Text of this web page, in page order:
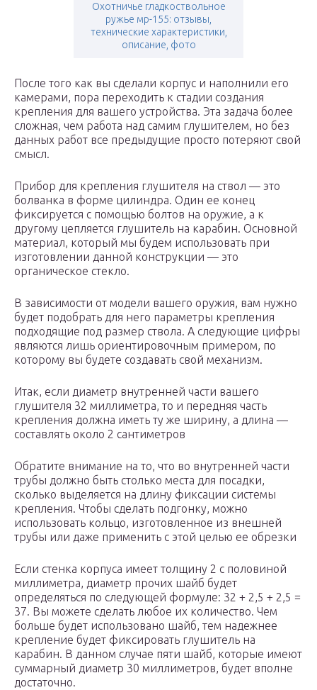
Охотничье гладкоствольное
ружье мр-155: отзывы,
технические характеристики,
описание, фото
После того как вы сделали корпус и наполнили его
камерами, пора переходить к стадии создания
крепления для вашего устройства. Эта задача более
сложная, чем работа над самим глушителем, но без
данных работ все предыдущие просто потеряют свой
смысл.
Прибор для крепления глушителя на ствол — это
болванка в форме цилиндра. Один ее конец
фиксируется с помощью болтов на оружие, а к
другому цепляется глушитель на карабин. Основной
материал, который мы будем использовать при
изготовлении данной конструкции — это
органическое стекло.
В зависимости от модели вашего оружия, вам нужно
будет подобрать для него параметры крепления
подходящие под размер ствола. А следующие цифры
являются лишь ориентировочным примером, по
которому вы будете создавать свой механизм.
Итак, если диаметр внутренней части вашего
глушителя 32 миллиметра, то и передняя часть
крепления должна иметь ту же ширину, а длина —
составлять около 2 сантиметров
Обратите внимание на то, что во внутренней части
трубы должно быть столько места для посадки,
сколько выделяется на длину фиксации системы
крепления. Чтобы сделать подгонку, можно
использовать кольцо, изготовленное из внешней
трубы или даже применить с этой целью ее обрезки
Если стенка корпуса имеет толщину 2 с половиной
миллиметра, диаметр прочих шайб будет
определяться по следующей формуле: 32 + 2,5 + 2,5 =
37. Вы можете сделать любое их количество. Чем
больше будет использовано шайб, тем надежнее
крепление будет фиксировать глушитель на
карабин. В данном случае пяти шайб, которые имеют
суммарный диаметр 30 миллиметров, будет вполне
достаточно.